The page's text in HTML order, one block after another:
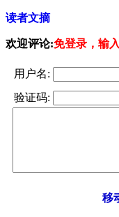
读者文摘
欢迎评论:免登录，输
用户名:
验证码:
移